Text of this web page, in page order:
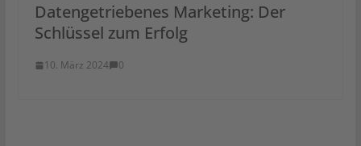
Datengetriebenes Marketing: Der
Schlüssel zum Erfolg
10. März 2024 0